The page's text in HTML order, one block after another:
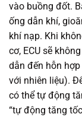
vào buồng đốt.
ống dẫn khí,
khí nạp. Khi
cơ, ECU sẽ
dẫn đến hỗn
với nhiên liệu).
có thể tự động
“tự động tăng